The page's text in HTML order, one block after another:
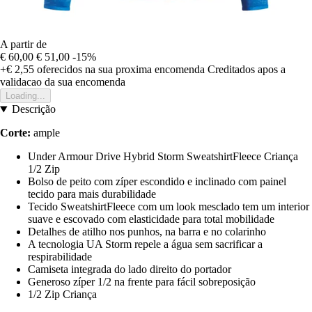
A partir de
€ 60,00 € 51,00 -15%
+€ 2,55 oferecidos na sua proxima encomenda Creditados apos a
validacao da sua encomenda
Loading...
Descrição
Corte: ample
Under Armour Drive Hybrid Storm SweatshirtFleece Criança
1/2 Zip
Bolso de peito com zíper escondido e inclinado com painel
tecido para mais durabilidade
Tecido SweatshirtFleece com um look mesclado tem um interior
suave e escovado com elasticidade para total mobilidade
Detalhes de atilho nos punhos, na barra e no colarinho
A tecnologia UA Storm repele a água sem sacrificar a
respirabilidade
Camiseta integrada do lado direito do portador
Generoso zíper 1/2 na frente para fácil sobreposição
1/2 Zip Criança